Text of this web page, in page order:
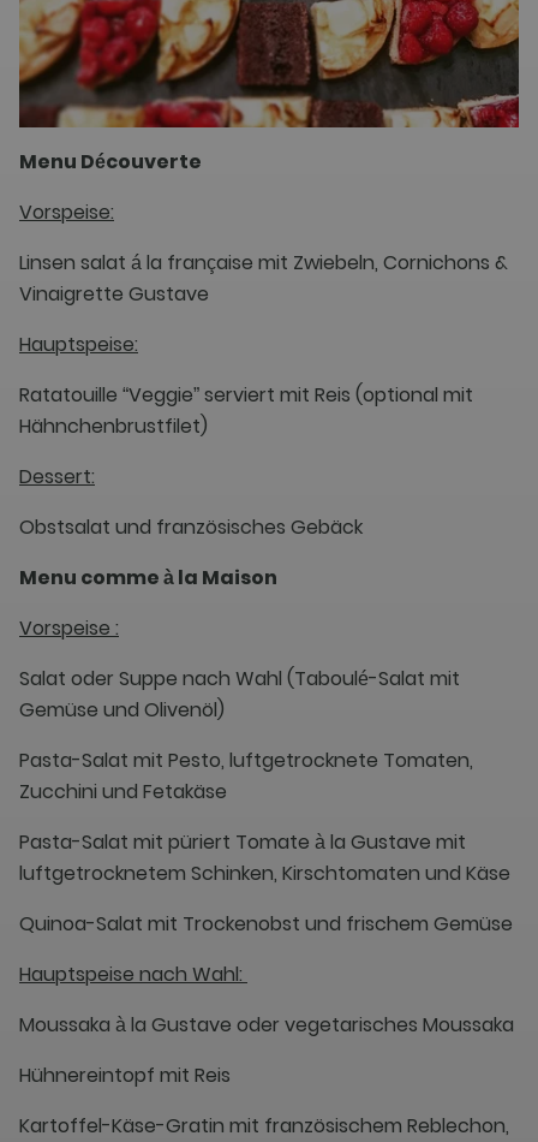
Menu Découverte
Vorspeise:
Linsen salat á la française mit Zwiebeln, Cornichons &
Vinaigrette Gustave
Hauptspeise:
Ratatouille “Veggie” serviert mit Reis (optional mit
Hähnchenbrustfilet)
Dessert:
Obstsalat und französisches Gebäck
Menu comme à la Maison
Vorspeise :
Salat oder Suppe nach Wahl (Taboulé-Salat mit
Gemüse und Olivenöl)
Pasta-Salat mit Pesto, luftgetrocknete Tomaten,
Zucchini und Fetakäse
Pasta-Salat mit püriert Tomate à la Gustave mit
luftgetrocknetem Schinken, Kirschtomaten und Käse
Quinoa-Salat mit Trockenobst und frischem Gemüse
Hauptspeise nach Wahl:
Moussaka à la Gustave oder vegetarisches Moussaka
Hühnereintopf mit Reis
Kartoffel-Käse-Gratin mit französischem Reblechon,